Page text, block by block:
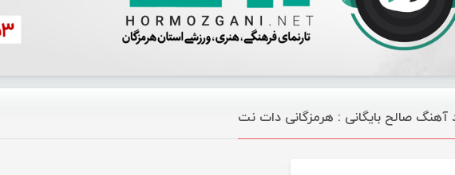
آهنگ صالح بایگانی : هرمزگانی دات نت
موسیقی تازه های هرمزگانی